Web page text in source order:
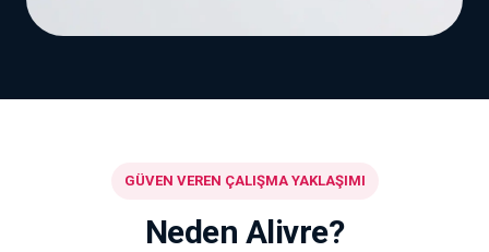
GÜVEN VEREN ÇALIŞMA YAKLAŞIMI
Neden Alivre?